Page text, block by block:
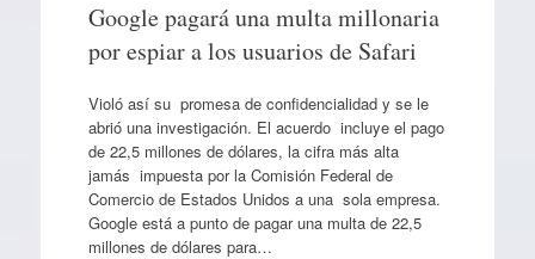
Google pagará una multa millonaria
por espiar a los usuarios de Safari
Violó así su promesa de confidencialidad y se le
abrió una investigación. El acuerdo incluye el pago
de 22,5 millones de dólares, la cifra más alta
jamás impuesta por la Comisión Federal de
Comercio de Estados Unidos a una sola empresa.
Google está a punto de pagar una multa de 22,5
millones de dólares para…